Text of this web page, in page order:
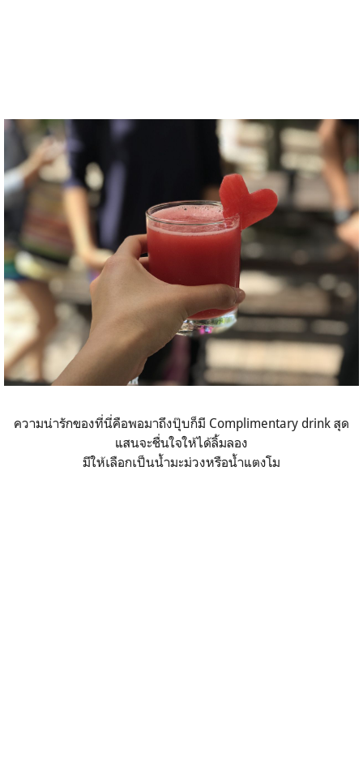
ความน่ารักของที่นี่คือพอมาถึงปุ๊บก็มี Complimentary drink สุด
แสนจะชื่นใจให้ได้ลิ้มลอง
มีให้เลือกเป็นน้ำมะม่วงหรือน้ำแตงโม